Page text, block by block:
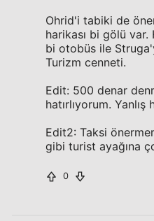
Ohrid'i tabiki de
harikası bi gölü
bi otobüs ile
Turizm cenneti.
Edit: 500 denar
hatırlıyorum. Yanlış
Edit2: Taksi
gibi turist ayağına
0